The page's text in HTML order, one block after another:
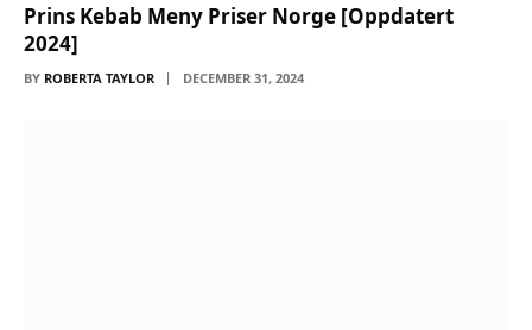
Prins Kebab Meny Priser Norge [Oppdatert
2024]
BY ROBERTA TAYLOR DECEMBER 31, 2024